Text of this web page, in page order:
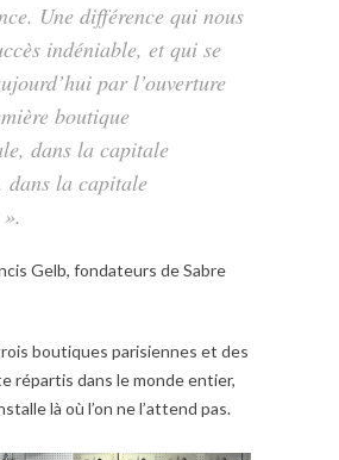
Une différence qui nous
indéniable, et qui se
par l’ouverture
boutique
dans la capitale
dans la capitale
Gelb, fondateurs de Sabre
boutiques parisiennes et des
répartis dans le monde entier,
là où l’on ne l’attend pas.